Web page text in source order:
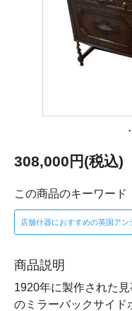
308,000円(税込)
この商品のキーワード
店舗什器におすすめの英国アン
商品説明
1920年に製作された
のミラーバックサイド